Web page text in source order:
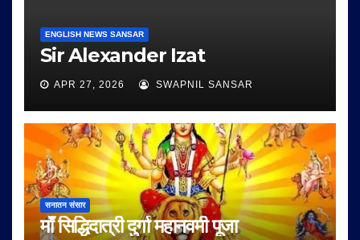
ENGLISH NEWS SANSAR
Sir Alexander Izat
APR 27, 2026 SWAPNIL SANSAR
सनातन संसार
माँ सिद्धिदात्री दुर्गा महानवमी पूजा